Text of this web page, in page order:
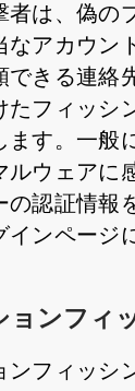
者は、偽の
なアカウン
できる連絡
たフィッシ
ます。一般
ルウェアに
の認証情報
インページ
ョンフィ
ンフィッシ